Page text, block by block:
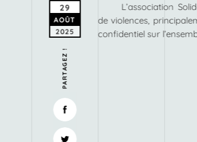
L’association
de violences,
confidentiel sur
29
AOÛT
2025
PARTAGEZ !